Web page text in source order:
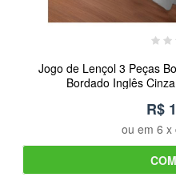
Jogo de Lençol 3 Peças
Bordado Inglês
R$
ou em 6 x